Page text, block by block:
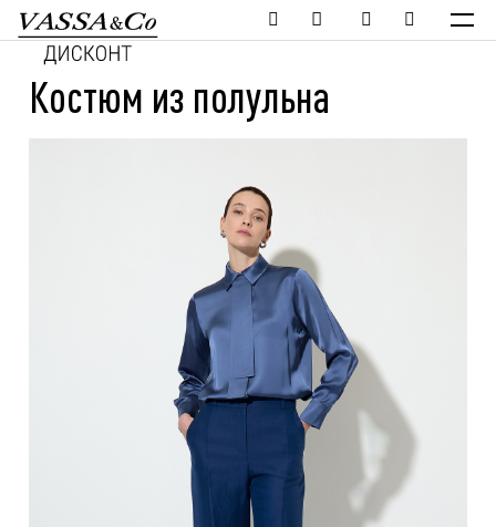
Костюм из полульна